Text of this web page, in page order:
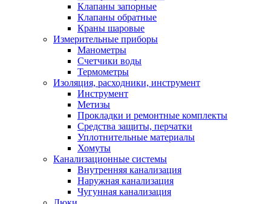
Клапаны запорные
Клапаны обратные
Краны шаровые
Измерительные приборы
Манометры
Счетчики воды
Термометры
Изоляция, расходники, инструмент
Инструмент
Метизы
Прокладки и ремонтные комплекты
Средства защиты, перчатки
Уплотнительные материалы
Хомуты
Канализационные системы
Внутренняя канализация
Наружная канализация
Чугунная канализация